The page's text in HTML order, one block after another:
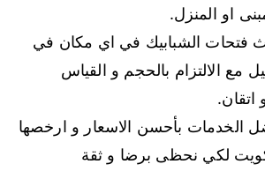
او المنزل.
فتحات الشبابيك في اي مكان في
مع الالتزام بالحجم و القياس
الخدمات بأحسن الاسعار و ارخصها
لكي نحظى برضا و ثقة